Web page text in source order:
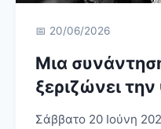
📅 20/06/2026
Μια
ξεριζώνει
Σάββατο 20 Ιούνη